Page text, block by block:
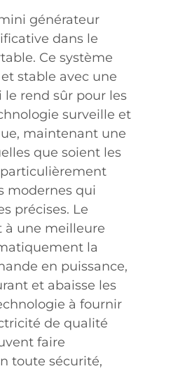
générateur
dans le
Ce système
stable avec une
rend sûr pour les
surveille et
maintenant une
que soient les
modernes qui
précises. Le
à une meilleure
la
en puissance,
et abaisse les
à fournir
de qualité
faire
toute sécurité,